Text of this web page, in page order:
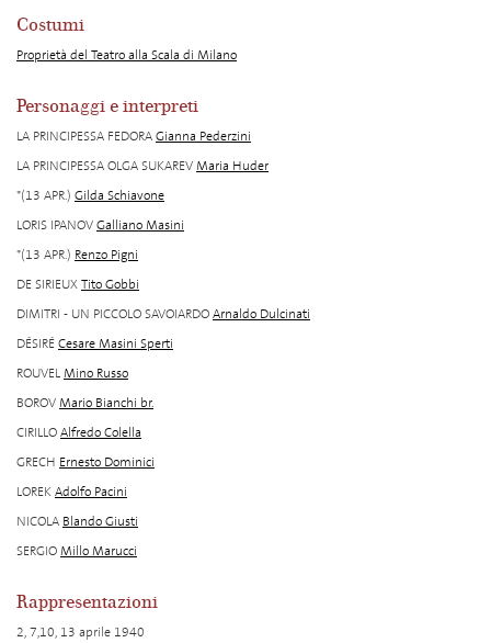
Costumi
Proprietà del Teatro alla Scala di Milano
Personaggi e interpreti
LA PRINCIPESSA FEDORAGianna Pederzini
LA PRINCIPESSA OLGA SUKAREVMaria Huder
*(13 APR.) Gilda Schiavone
LORIS IPANOVGalliano Masini
*(13 APR.) Renzo Pigni
DE SIRIEUXTito Gobbi
DIMITRI - UN PICCOLO SAVOIARDOArnaldo Dulcinati
DÉSIRÉCesare Masini Sperti
ROUVELMino Russo
BOROVMario Bianchi br.
CIRILLOAlfredo Colella
GRECH Ernesto Dominici
LOREKAdolfo Pacini
NICOLA Blando Giusti
SERGIOMillo Marucci
Rappresentazioni
2, 7,10, 13 aprile 1940